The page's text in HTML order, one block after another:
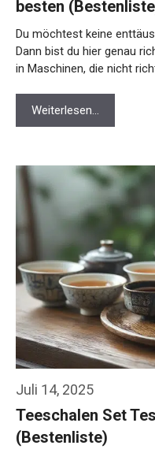
besten
Du möchtest keine
Dann bist du hier genau
in Maschinen, die nicht
Weiterlesen…
Juli 14, 2025
Teeschalen Set
(Bestenliste)